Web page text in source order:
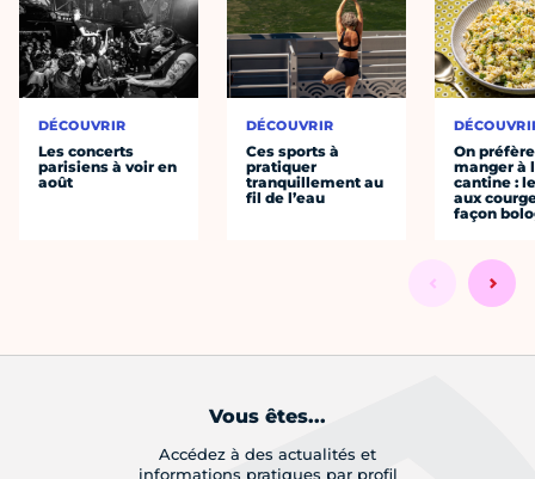
DÉCOUVRIR
Les concerts
parisiens à voir en
août
DÉCOUVRIR
Ces sports à
pratiquer
tranquillement au
fil de l’eau
On préfère
manger à
cantine :
aux
façon
Vous êtes...
Accédez à des actualités et
informations pratiques par profil